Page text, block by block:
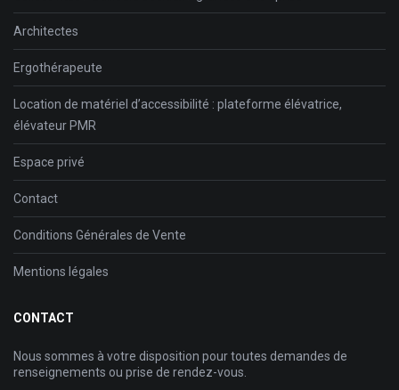
Architectes
Ergothérapeute
Location de matériel d’accessibilité : plateforme élévatrice,
élévateur PMR
Espace privé
Contact
Conditions Générales de Vente
Mentions légales
CONTACT
Nous sommes à votre disposition pour toutes demandes de
renseignements ou prise de rendez-vous.